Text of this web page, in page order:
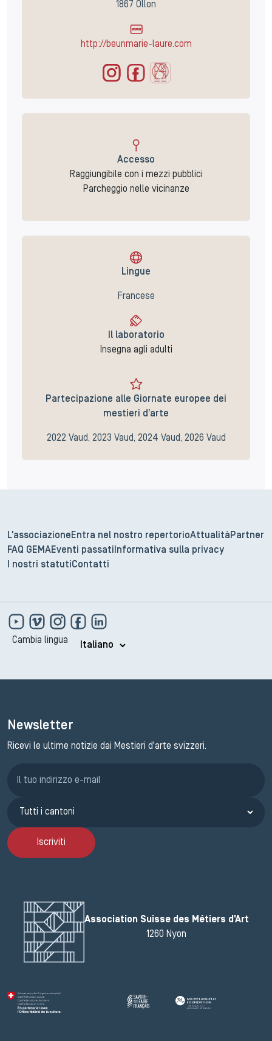
1867 Ollon
http://beunmarie-laure.com
Accesso
Raggiungibile con i mezzi pubblici
Parcheggio nelle vicinanze
Lingue
Francese
Il laboratorio
Insegna agli adulti
Partecipazione alle Giornate europee dei
mestieri d’arte
2022 Vaud, 2023 Vaud, 2024 Vaud, 2026 Vaud
L'associazione Entra nel nostro repertorioAttualità Partner
FAQ GEMAEventi passati Informativa sulla privacy
I nostri statutiContatti
Cambia lingua
Newsletter
Ricevi le ultime notizie dai Mestieri d'arte svizzeri.
Iscriviti
Association Suisse des Métiers d'Art
1260 Nyon